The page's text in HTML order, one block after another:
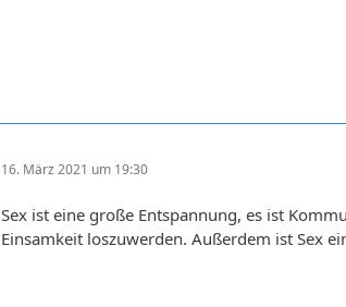
16. März 2021 um 19:30
Sex ist eine große Entspannung, es ist
Einsamkeit loszuwerden. Außerdem ist Sex